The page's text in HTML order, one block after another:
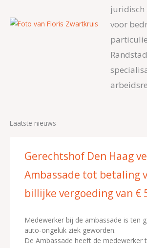
juridisch
voor
Laatste nieuws
Gerechtshof Den Haag
Ambassade tot betaling
billijke vergoeding van €
Medewerker bij de ambassade is ten
auto-ongeluk ziek geworden.
De Ambassade heeft de medewerker